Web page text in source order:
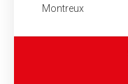
Montreux